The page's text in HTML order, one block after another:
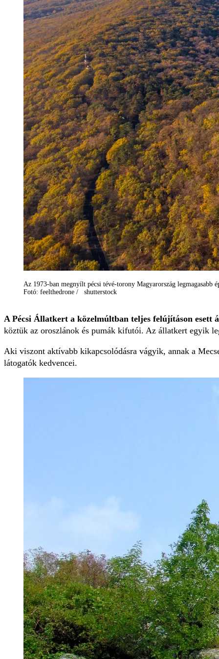
Az 1973-ban megnyílt pécsi tévé-torony Magyarország legmagasabb
Fotó: feelthedrone / shutterstock
A Pécsi Állatkert a közelmúltban teljes felújításon
köztük az oroszlánok és pumák kifutói. Az állatkert egyik
Aki viszont aktívabb kikapcsolódásra vágyik, annak a
látogatók kedvencei.